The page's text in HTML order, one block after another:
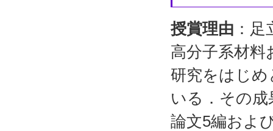
授賞理由 ：
高分子系材料
研究をはじめ
いる．その
論文5編およ